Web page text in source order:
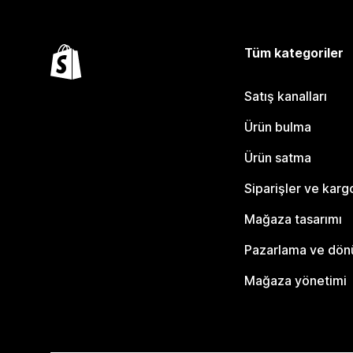
Tüm kategoriler
Satış kanalları
Ürün bulma
Ürün satma
Siparişler ve
Mağaza tasarımı
Pazarlama ve
Mağaza yönetimi